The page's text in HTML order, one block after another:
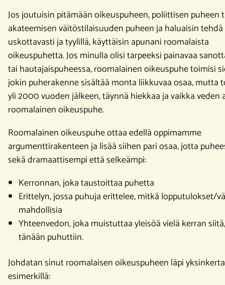
Jos joutuisin pitämään oikeuspuheen, poliittisen puheen
akateemisen väitöstilaisuuden puheen ja haluaisin
uskottavasti ja tyylillä, käyttäisin apunani roomalaista
oikeuspuhetta. Jos minulla olisi tarpeeksi painavaa
tai hautajaispuheessa, roomalainen oikeuspuhe toimisi
jokin puherakenne sisältää monta liikkuvaa osaa, mutta
yli 2000 vuoden jälkeen, täynnä hiekkaa ja vaikka veden
roomalainen oikeuspuhe.
Roomalainen oikeuspuhe ottaa edellä oppimamme
argumenttirakenteen ja lisää siihen pari osaa, jotta
sekä dramaattisempi että selkeämpi:
Kerronnan, joka taustoittaa puhetta
Erittelyn, jossa puhuja erittelee, mitkä lopputulokset/
mahdollisia
Yhteenvedon, joka muistuttaa yleisöä vielä kerran
tänään puhuttiin.
Johdatan sinut roomalaisen oikeuspuheen läpi
esimerkillä: